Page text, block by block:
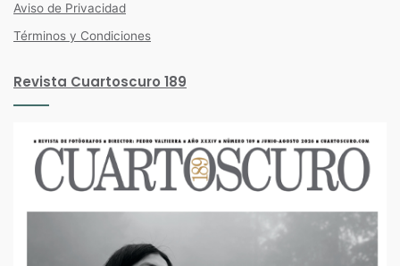
Aviso de Privacidad
Términos y Condiciones
Revista Cuartoscuro 189